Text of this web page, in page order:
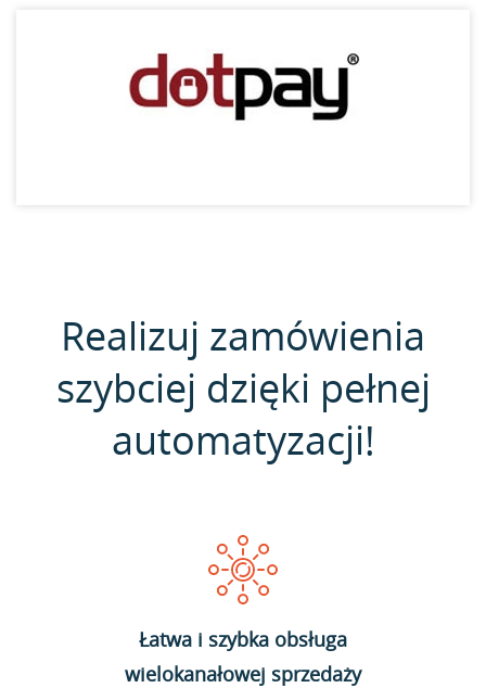
Realizuj zamówienia
szybciej dzięki pełnej
automatyzacji!
Łatwa i szybka obsługa
wielokanałowej sprzedaży